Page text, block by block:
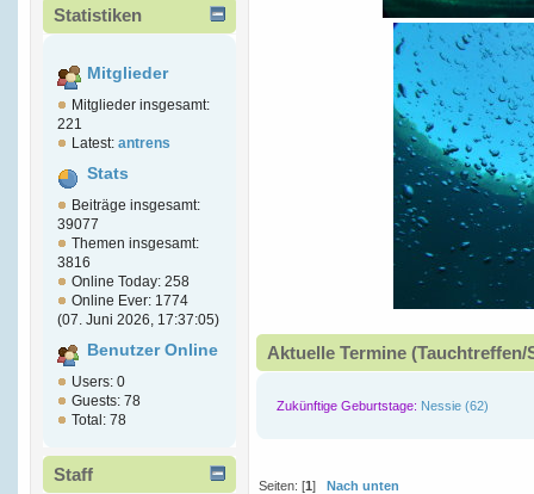
Statistiken
Mitglieder
Mitglieder insgesamt:
221
Latest: antrens
Stats
Beiträge insgesamt:
39077
Themen insgesamt:
3816
Online Today: 258
Online Ever: 1774
(07. Juni 2026, 17:37:05)
Benutzer Online
Users: 0
Guests: 78
Total: 78
Staff
Aktuelle Termine
Zukünftige Geburtstage: Nessie (62)
Seiten: [1]Nach unten